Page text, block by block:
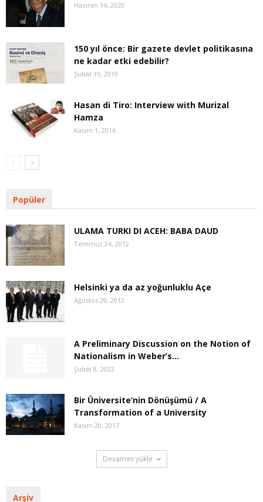
Haziran 14, 2020
150 yıl önce: Bir gazete devlet politikasına
ne kadar etki edebilir?
Şubat 19, 2019
Hasan di Tiro: Interview with Murizal
Hamza
Kasım 1, 2016
Popüler
ULAMA TURKI DI ACEH: BABA DAUD
Temmuz 24, 2012
Helsinki ya da az yoğunluklu Açe
Ağustos 29, 2012
A Preliminary Discussion on the Notion of
Nationalism in Weber’s...
Şubat 8, 2022
Bir Üniversite’nin Dönüşümü / A
Transformation of a University
Kasım 20, 2017
Devamını yükle
Arşiv